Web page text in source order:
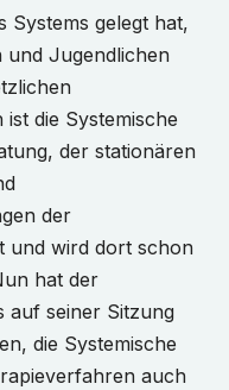
Systems gelegt hat,
und Jugendlichen
die Systemische
der stationären
der
und wird dort schon
hat der
auf seiner Sitzung
die Systemische
auch